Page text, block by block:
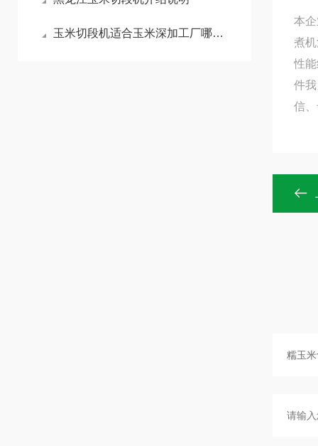
玉米切段机适合玉米深加工厂哪些玉米切段
本
煮
性
件
信